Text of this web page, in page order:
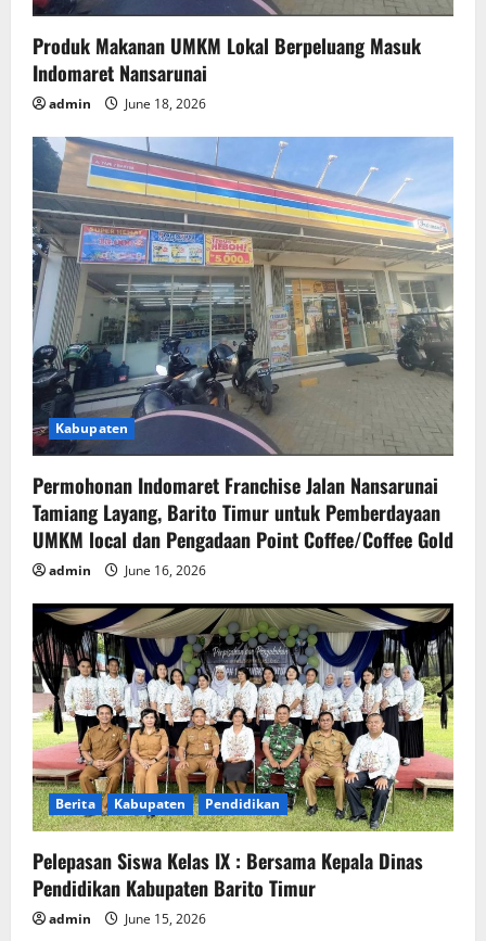
Produk Makanan UMKM Lokal Berpeluang Masuk
Indomaret Nansarunai
admin June 18, 2026
Kabupaten
Permohonan Indomaret Franchise Jalan Nansarunai
Tamiang Layang, Barito Timur untuk Pemberdayaan
UMKM local dan Pengadaan Point Coffee/Coffee Gold
admin June 16, 2026
Berita Kabupaten Pendidikan
Pelepasan Siswa Kelas IX : Bersama Kepala Dinas
Pendidikan Kabupaten Barito Timur
admin June 15, 2026